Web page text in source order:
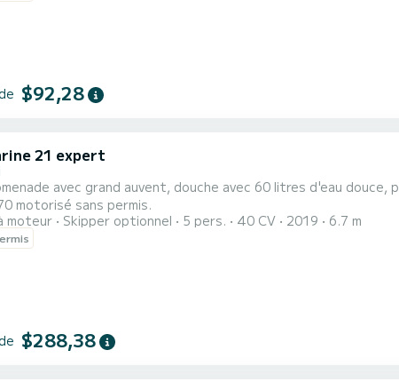
$92,28
21 expert
avec grand auvent, douche avec 60 litres d'eau
motorisé sans permis.
moteur
Skipper optionnel 5 pers. 40 CV 2019 6.7 m
$288,38